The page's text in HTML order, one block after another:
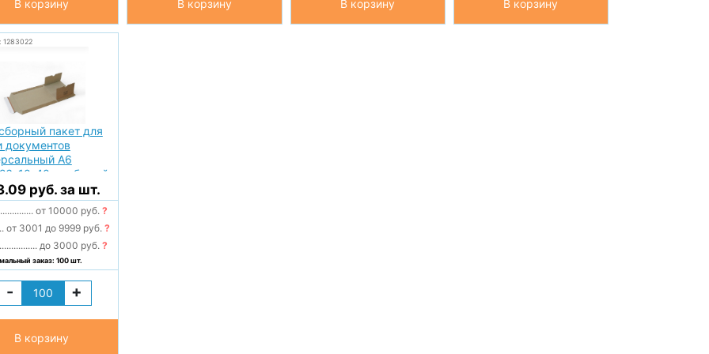
В корзину В корзину В корзину В корзину
1283022
пакет для
документов
А6
40 мм бурый
руб. за шт.
от 10000 руб. ?
от 3001 до 9999 руб. ?
до 3000 руб. ?
заказ: 100 шт.
- +
В корзину